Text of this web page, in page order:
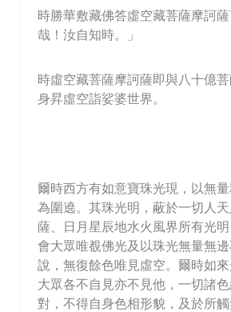
時勝華敷藏佛答虛空藏菩薩摩訶
哉！汝自知時。」
時虛空藏菩薩摩訶薩即與八十億菩
身昇虛空詣娑婆世界。
爾時西方有如意寶珠光現，以無
為圍遶。其珠光明，蔽於一切人
薩、日月星辰地水火風界所有光
會大眾唯覩佛光及以珠光無量無
說，無復餘色唯見虛空。爾時如
大眾各不自見亦不見他，一切諸
對，不得自身色相形貌，及於所